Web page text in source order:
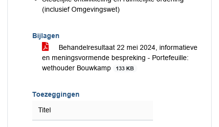
(inclusief Omgevingswet)
Bijlagen
Behandelresultaat 22 mei 2024, informatieve
en meningsvormende bespreking - Portefeuille:
wethouder Bouwkamp
133 KB
Toezeggingen
Titel